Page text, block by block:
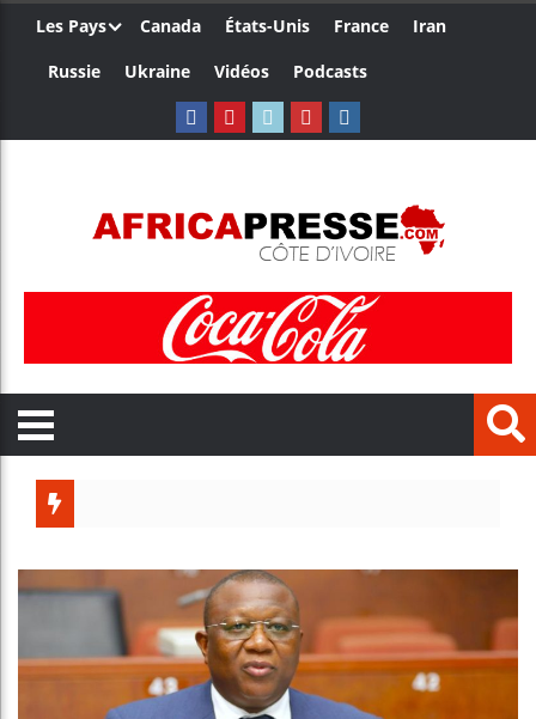
Les Pays Canada États-Unis France
Iran
Russie
Ukraine Vidéos Podcasts
Bénin